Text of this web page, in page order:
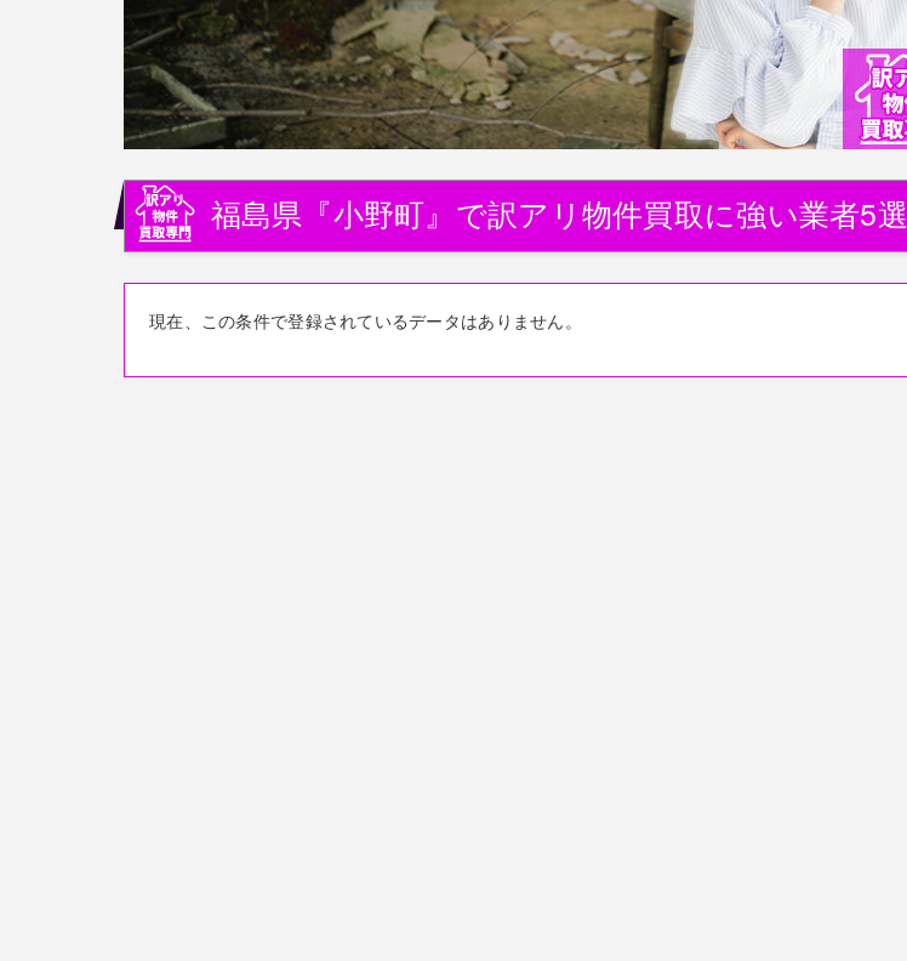
福島県『小野町』で訳アリ物件買取に強い業者5選
現在、この条件で登録されているデータはありません。